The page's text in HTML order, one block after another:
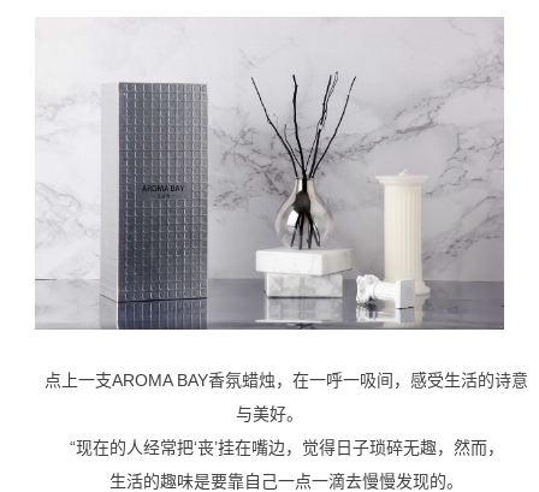
点上一支AROMA BAY香氛蜡烛，在一呼一吸间，感受生活的诗意
与美好。
“现在的人经常把‘丧’挂在嘴边，觉得日子琐碎无趣，然而，
生活的趣味是要靠自己一点一滴去慢慢发现的。